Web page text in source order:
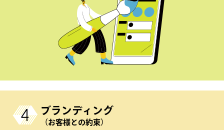
ブランディング
（お客様との約束）